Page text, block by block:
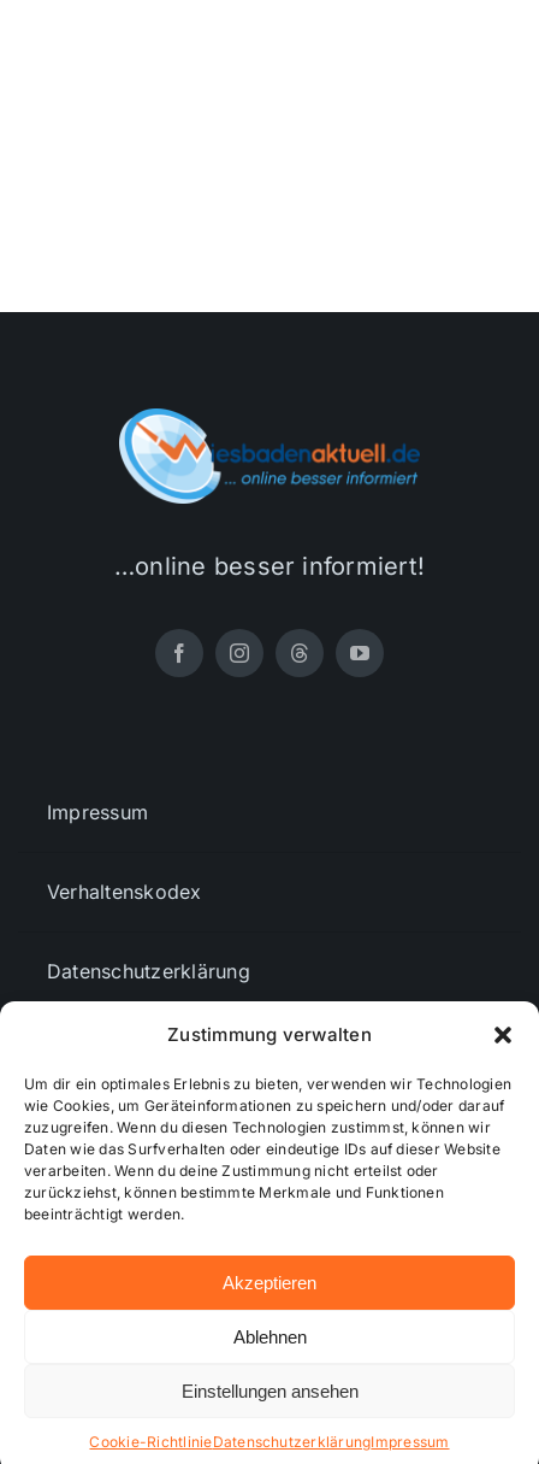
Zustimmung verwalten
Um dir ein optimales Erlebnis zu bieten, verwenden wir Technologien
wie Cookies, um Geräteinformationen zu speichern und/oder darauf
zuzugreifen. Wenn du diesen Technologien zustimmst, können wir
Daten wie das Surfverhalten oder eindeutige IDs auf dieser Website
verarbeiten. Wenn du deine Zustimmung nicht erteilst oder
zurückziehst, können bestimmte Merkmale und Funktionen
beeinträchtigt werden.
Akzeptieren
Ablehnen
Einstellungen ansehen
Cookie-RichtlinieDatenschutzerklärungImpressum
…online besser informiert!
Impressum
Verhaltenskodex
Datenschutzerklärung
Cookie-Richtlinie (EU)
Mediendaten
© 2026 - Wiesbadenaktuell ...online besser informiert!